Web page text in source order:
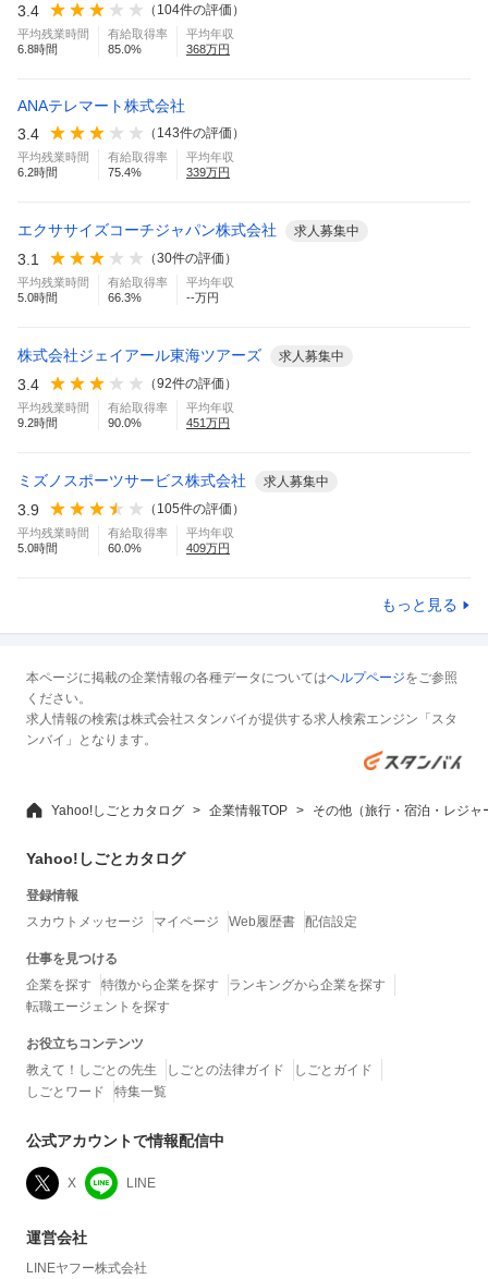
3.4
（ 104件の評価）
平均残業時間
6.8時間
有給取得率
85.0%
平均年収
368万円
ANAテレマート株式会社
3.4
（ 143件の評価）
平均残業時間
6.2時間
有給取得率
75.4%
平均年収
339万円
エクササイズコーチジャパン株式会社 求人募集中
3.1 （30件の評価）
平均残業時間
5.0時間
有給取得率
66.3%
平均年収
--万円
株式会社ジェイアール東海ツアーズ 求人募集中
3.4 （92件の評価）
平均残業時間
9.2時間
有給取得率
90.0%
平均年収
451 万円
ミズノスポーツサービス株式会社 求人募集中
3.9 （ 105件の評価）
平均残業時間
5.0時間
有給取得率
60.0%
平均年収
409万円
もっと見る
本ページに掲載の企業情報の各種データについてはヘルプページをご参照
ください。
求人情報の検索は株式会社スタンバイが提供する求人検索エンジン「スタ
ンバイ」となります。
Yahoo!しごとカタログ 企業情報TOP その他（旅行・宿泊・レジャ
Yahoo!しごとカタログ
登録情報
スカウトメッセージ
マイページ Web履歴書 配信設定
仕事を見つける
企業を探す
特徴から企業を探す
ランキングから企業を探す
転職エージェントを探す
お役立ちコンテンツ
教えて！しごとの先生
しごとの法律ガイド
しごとガイド
しごとワード
特集一覧
公式アカウントで情報配信中
X LINE
運営会社
LINEヤフー株式会社